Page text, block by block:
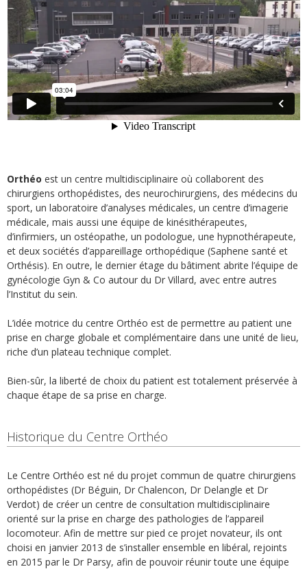
Orthéo est un centre multidisciplinaire où collaborent des
chirurgiens orthopédistes, des neurochirurgiens, des médecins du
sport, un laboratoire d’analyses médicales, un centre d’imagerie
médicale, mais aussi une équipe de kinésithérapeutes,
d’infirmiers, un ostéopathe, un podologue, une hypnothérapeute,
et deux sociétés d’appareillage orthopédique (Saphene santé et
Orthésis). En outre, le dernier étage du bâtiment abrite l’équipe de
gynécologie Gyn & Co autour du Dr Villard, avec entre autres
l’Institut du sein.
L’idée motrice du centre Orthéo est de permettre au patient une
prise en charge globale et complémentaire dans une unité de lieu,
riche d’un plateau technique complet.
Bien-sûr, la liberté de choix du patient est totalement préservée à
chaque étape de sa prise en charge.
Historique du Centre Orthéo
Le Centre Orthéo est né du projet commun de quatre chirurgiens
orthopédistes (Dr Béguin, Dr Chalencon, Dr Delangle et Dr
Verdot) de créer un centre de consultation multidisciplinaire
orienté sur la prise en charge des pathologies de l’appareil
locomoteur. Afin de mettre sur pied ce projet novateur, ils ont
choisi en janvier 2013 de s’installer ensemble en libéral, rejoints
en 2015 par le Dr Parsy, afin de pouvoir réunir toute une équipe